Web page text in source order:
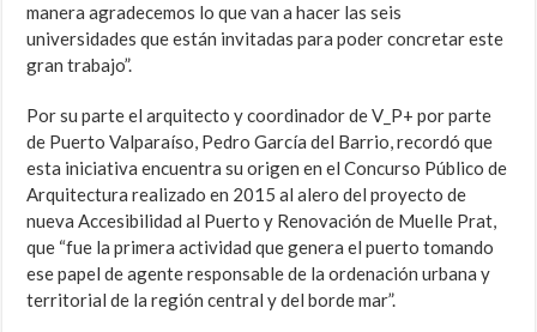
manera agradecemos lo que van a hacer las seis
universidades que están invitadas para poder concretar este
gran trabajo”.
Por su parte el arquitecto y coordinador de V_P+ por parte
de Puerto Valparaíso, Pedro García del Barrio, recordó que
esta iniciativa encuentra su origen en el Concurso Público de
Arquitectura realizado en 2015 al alero del proyecto de
nueva Accesibilidad al Puerto y Renovación de Muelle Prat,
que “fue la primera actividad que genera el puerto tomando
ese papel de agente responsable de la ordenación urbana y
territorial de la región central y del borde mar”.